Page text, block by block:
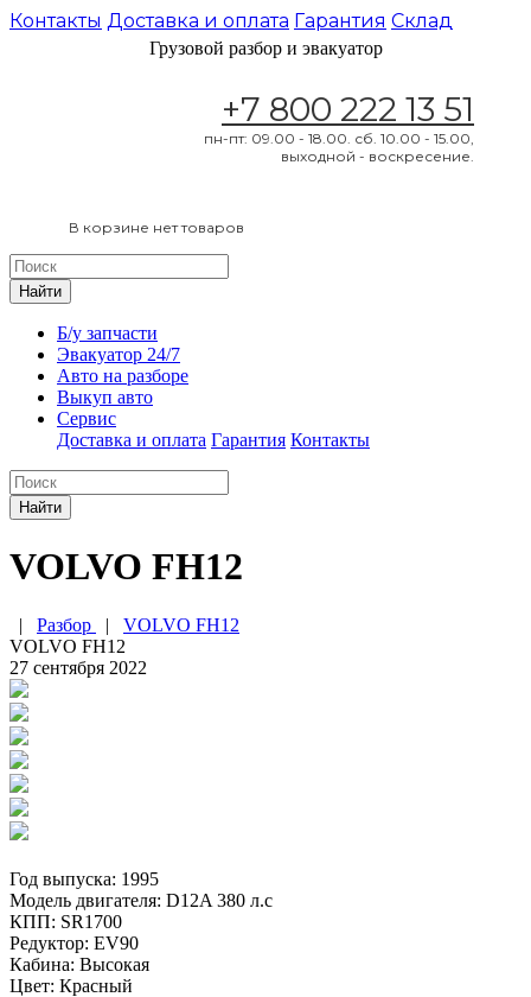
Контакты Доставка и оплата Гарантия Склад
Грузовой разбор и эвакуатор
+7 800 222 13 51
пн-пт: 09.00 - 18.00. сб. 10.00 - 15.00,
выходной - воскресение.
В корзине нет товаров
Найти
Б/у запчасти
Эвакуатор 24/7
Авто на разборе
Выкуп авто
Сервис
Доставка и оплата Гарантия Контакты
Найти
VOLVO FH12
| Разбор | VOLVO FH12
VOLVO FH12
27 сентября 2022
Год выпуска: 1995
Модель двигателя: D12A 380 л.c
КПП: SR1700
Редуктор: EV90
Кабина: Высокая
Цвет: Красный